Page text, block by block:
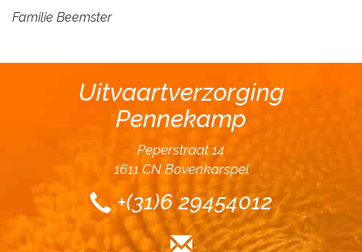
Familie Beemster
Uitvaartverzorging
Pennekamp
Peperstraat 14
1611 CN Bovenkarspel
+(31)6 29454012